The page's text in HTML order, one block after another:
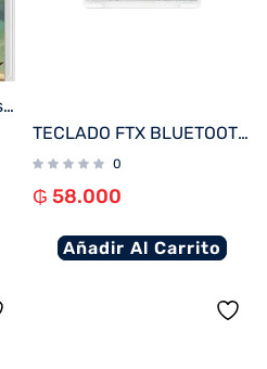
Juego Pokemon Legends Arceus para Nintendo Switch
TECLADO FTX BLUETOOTH FTXB09 POR/BLANCO
0
₲ 58.000
Añadir Al Carrito